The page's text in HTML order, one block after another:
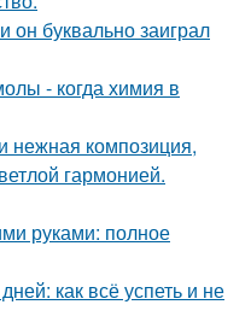
буквально заиграл
- когда химия в
нежная композиция,
гармонией.
руками: полное
как всё успеть и не